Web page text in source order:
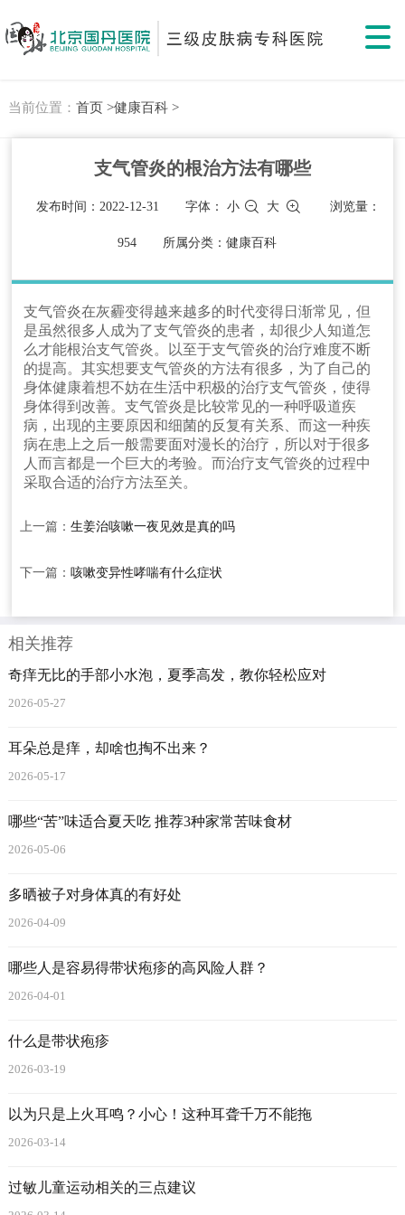
当前位置： 首页 >健康百科 >
支气管炎的根治方法有哪些
发布时间：2022-12-31 字体：小 大 浏览量：
954 所属分类：健康百科
支气管炎在灰霾变得越来越多的时代变得日渐常见，但
是虽然很多人成为了支气管炎的患者，却很少人知道怎
么才能根治支气管炎。以至于支气管炎的治疗难度不断
的提高。其实想要支气管炎的方法有很多，为了自己的
身体健康着想不妨在生活中积极的治疗支气管炎，使得
身体得到改善。支气管炎是比较常见的一种呼吸道疾
病，出现的主要原因和细菌的反复有关系、而这一种疾
病在患上之后一般需要面对漫长的治疗，所以对于很多
人而言都是一个巨大的考验。而治疗支气管炎的过程中
采取合适的治疗方法至关。
上一篇： 生姜治咳嗽一夜见效是真的吗
下一篇： 咳嗽变异性哮喘有什么症状
相关推荐
奇痒无比的手部小水泡，夏季高发，教你轻松应对
2026-05-27
耳朵总是痒，却啥也掏不出来？
2026-05-17
哪些“苦”味适合夏天吃 推荐3种家常苦味食材
2026-05-06
多晒被子对身体真的有好处
2026-04-09
哪些人是容易得带状疱疹的高风险人群？
2026-04-01
什么是带状疱疹
2026-03-19
以为只是上火耳鸣？小心！这种耳聋千万不能拖
2026-03-14
过敏儿童运动相关的三点建议